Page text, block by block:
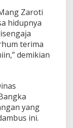
Zaroti
hidupnya
terima
demikian
yang
ini.